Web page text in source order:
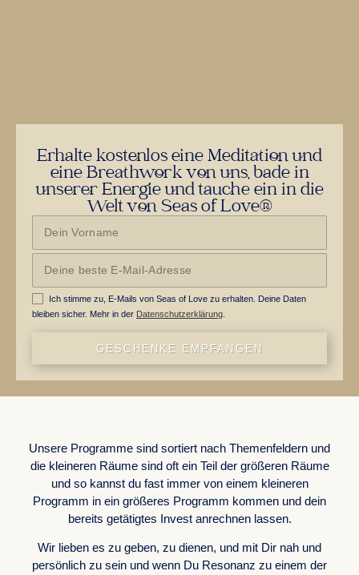
Erhalte kostenlos eine Meditation und
eine Breathwork von uns, bade in
unserer Energie und tauche ein in die
Welt von Seas of Love®
Ich stimme zu, E-Mails von Seas of Love zu erhalten. Deine Daten
bleiben sicher. Mehr in der Datenschutzerklärung
GESCHENKE EMPFANGEN
Unsere Programme sind sortiert nach Themenfeldern und
die kleineren Räume sind oft ein Teil der größeren Räume
und so kannst du fast immer von einem kleineren
Programm in ein größeres Programm kommen und dein
bereits getätigtes Invest anrechnen lassen.
Wir lieben es zu geben, zu dienen, und mit Dir nah und
persönlich zu sein und wenn Du Resonanz zu einem der